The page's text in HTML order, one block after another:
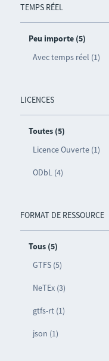
TEMPS RÉEL
Peu importe (5)
Avec temps réel (1)
LICENCES
Toutes (5)
Licence Ouverte (1)
ODbL (4)
FORMAT DE RESSOURCE
Tous (5)
GTFS (5)
NeTEx (3)
gtfs-rt (1)
json (1)